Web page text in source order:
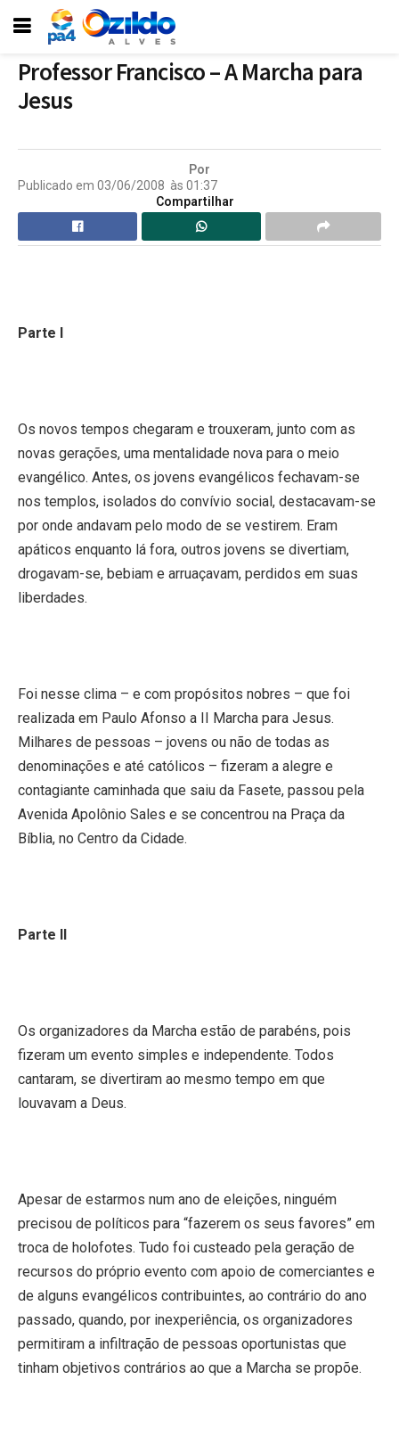
Professor Francisco – A Marcha para
Jesus
Por
Publicado em 03/06/2008 às 01:37
Compartilhar
Parte I
Os novos tempos chegaram e trouxeram, junto com as
novas gerações, uma mentalidade nova para o meio
evangélico. Antes, os jovens evangélicos fechavam-se
nos templos, isolados do convívio social, destacavam-se
por onde andavam pelo modo de se vestirem. Eram
apáticos enquanto lá fora, outros jovens se divertiam,
drogavam-se, bebiam e arruaçavam, perdidos em suas
liberdades.
Foi nesse clima – e com propósitos nobres – que foi
realizada em Paulo Afonso a II Marcha para Jesus.
Milhares de pessoas – jovens ou não de todas as
denominações e até católicos – fizeram a alegre e
contagiante caminhada que saiu da Fasete, passou pela
Avenida Apolônio Sales e se concentrou na Praça da
Bíblia, no Centro da Cidade.
Parte II
Os organizadores da Marcha estão de parabéns, pois
fizeram um evento simples e independente. Todos
cantaram, se divertiram ao mesmo tempo em que
louvavam a Deus.
Apesar de estarmos num ano de eleições, ninguém
precisou de políticos para “fazerem os seus favores” em
troca de holofotes. Tudo foi custeado pela geração de
recursos do próprio evento com apoio de comerciantes e
de alguns evangélicos contribuintes, ao contrário do ano
passado, quando, por inexperiência, os organizadores
permitiram a infiltração de pessoas oportunistas que
tinham objetivos contrários ao que a Marcha se propõe.